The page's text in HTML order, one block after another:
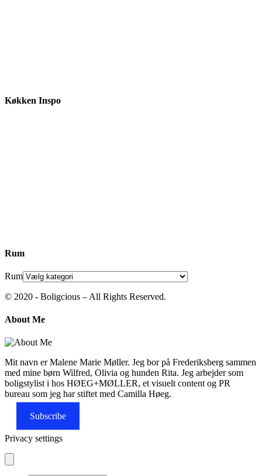
Køkken Inspo
Rum
Rum
© 2020 - Boligcious – All Rights Reserved.
About Me
Mit navn er Malene Marie Møller. Jeg bor på Frederiksberg sammen
med mine børn Wilfred, Olivia og hunden Rita. Jeg arbejder som
boligstylist i hos HØEG+MØLLER, et visuelt content og PR
bureau som jeg har stiftet med Camilla Høeg.
Subscribe
Privacy settings